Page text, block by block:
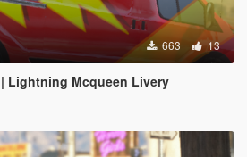
663 13
Lightning Mcqueen Livery